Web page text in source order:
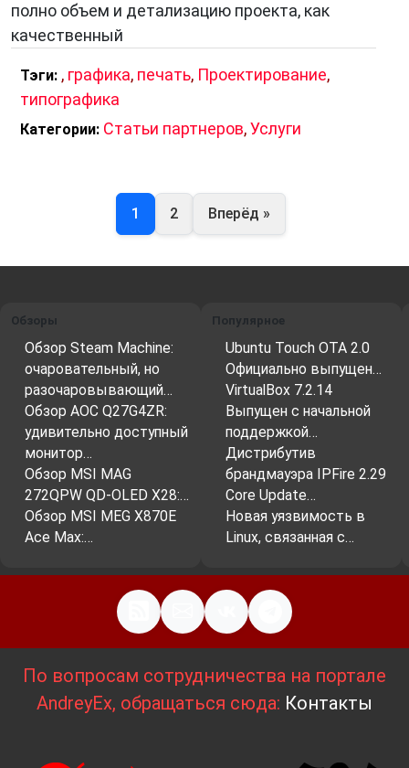
полно объем и детализацию проекта, как
качественный
Тэги: , графика, печать, Проектирование,
типографика
Категории: Статьи партнеров,Услуги
1 2 Вперёд »
Обзоры
Обзор Steam Machine:
очаровательный, но
разочаровывающий…
Обзор AOC Q27G4ZR:
удивительно доступный
монитор…
Обзор MSI MAG
272QPW QD-OLED X28:…
Обзор MSI MEG X870E
Ace Max:…
Популярное
Ubuntu Touch OTA 2.0
Официально выпущен…
VirtualBox 7.2.14
Выпущен с начальной
поддержкой…
Дистрибутив
брандмауэра IPFire 2.29
Core Update…
Новая уязвимость в
Linux, связанная с…
По вопросам сотрудничества на портале
AndreyEx, обращаться сюда: Контакты